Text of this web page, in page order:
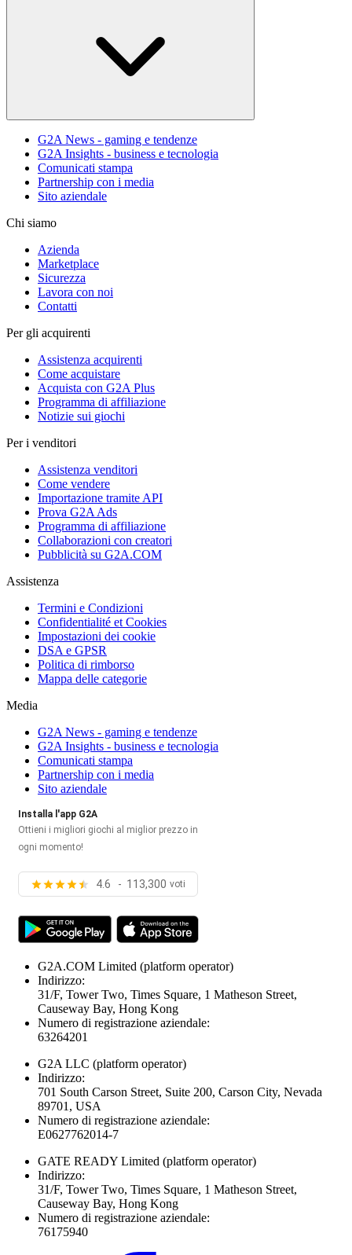
G2A News - gaming e tendenze
G2A Insights - business e tecnologia
Comunicati stampa
Partnership con i media
Sito aziendale
Chi siamo
Azienda
Marketplace
Sicurezza
Lavora con noi
Contatti
Per gli acquirenti
Assistenza acquirenti
Come acquistare
Acquista con G2A Plus
Programma di affiliazione
Notizie sui giochi
Per i venditori
Assistenza venditori
Come vendere
Importazione tramite API
Prova G2A Ads
Programma di affiliazione
Collaborazioni con creatori
Pubblicità su G2A.COM
Assistenza
Termini e Condizioni
Confidentialité et Cookies
Impostazioni dei cookie
DSA e GPSR
Politica di rimborso
Mappa delle categorie
Media
G2A News - gaming e tendenze
G2A Insights - business e tecnologia
Comunicati stampa
Partnership con i media
Sito aziendale
Installa l'app G2A
Ottieni i migliori giochi al miglior prezzo in
ogni momento!
4.6 - 113,300 voti
G2A.COM Limited (platform operator)
Indirizzo:
31/F, Tower Two, Times Square, 1 Matheson Street,
Causeway Bay, Hong Kong
Numero di registrazione aziendale:
63264201
G2A LLC (platform operator)
Indirizzo:
701 South Carson Street, Suite 200, Carson City, Nevada
89701, USA
Numero di registrazione aziendale:
E0627762014-7
GATE READY Limited (platform operator)
Indirizzo:
31/F, Tower Two, Times Square, 1 Matheson Street,
Causeway Bay, Hong Kong
Numero di registrazione aziendale:
76175940